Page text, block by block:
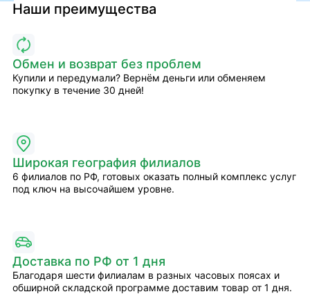
Наши преимущества
Обмен и возврат без проблем
Купили и передумали? Вернём деньги или обменяем
покупку в течение 30 дней!
Широкая география филиалов
6 филиалов по РФ, готовых оказать полный комплекс услуг
под ключ на высочайшем уровне.
Доставка по РФ от 1 дня
Благодаря шести филиалам в разных часовых поясах и
обширной складской программе доставим товар от 1 дня.